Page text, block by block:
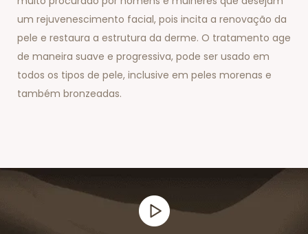
um rejuvenescimento facial, pois incita a renovação da
pele e restaura a estrutura da derme. O tratamento age
de maneira suave e progressiva, pode ser usado em
todos os tipos de pele, inclusive em peles morenas e
também bronzeadas.